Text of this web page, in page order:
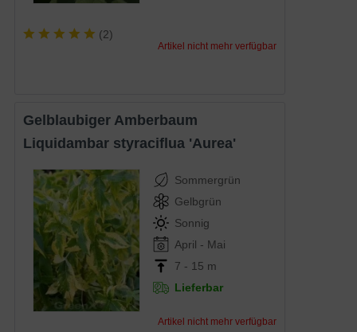
(2)
Artikel nicht mehr verfügbar
Gelblaubiger Amberbaum
Liquidambar styraciflua 'Aurea'
Sommergrün
Gelbgrün
Sonnig
April - Mai
7 - 15 m
Lieferbar
Artikel nicht mehr verfügbar